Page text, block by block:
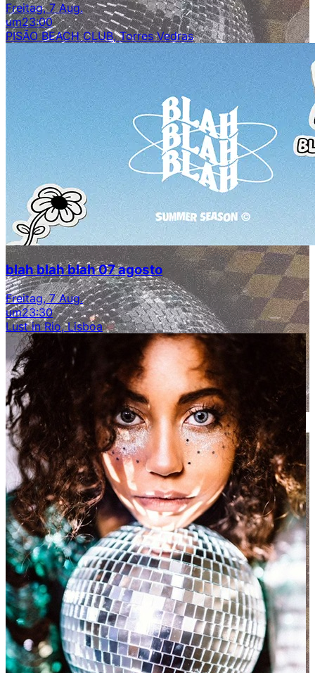
Freitag, 7 Aug.
um23:00
PISÃO BEACH CLUB, Torres Vedras
blah blah blah 07 agosto
Freitag, 7 Aug.
um23:30
Lust in Rio, Lisboa